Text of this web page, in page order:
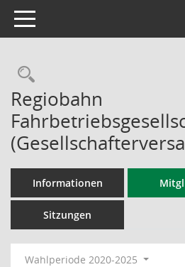
Toggle navigation
Rechercheauswahl
Regiobahn
Informationen
Sitzungen
Wahlperiode 2020-2025